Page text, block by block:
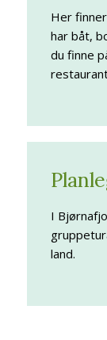
Her
har båt,
du finne
I
land.